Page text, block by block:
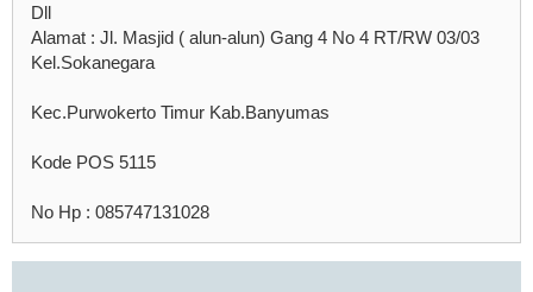
Dll
Alamat : Jl. Masjid ( alun-alun) Gang 4 No 4 RT/RW 03/03
Kel.Sokanegara
Kec.Purwokerto Timur Kab.Banyumas
Kode POS 5115
No Hp : 085747131028